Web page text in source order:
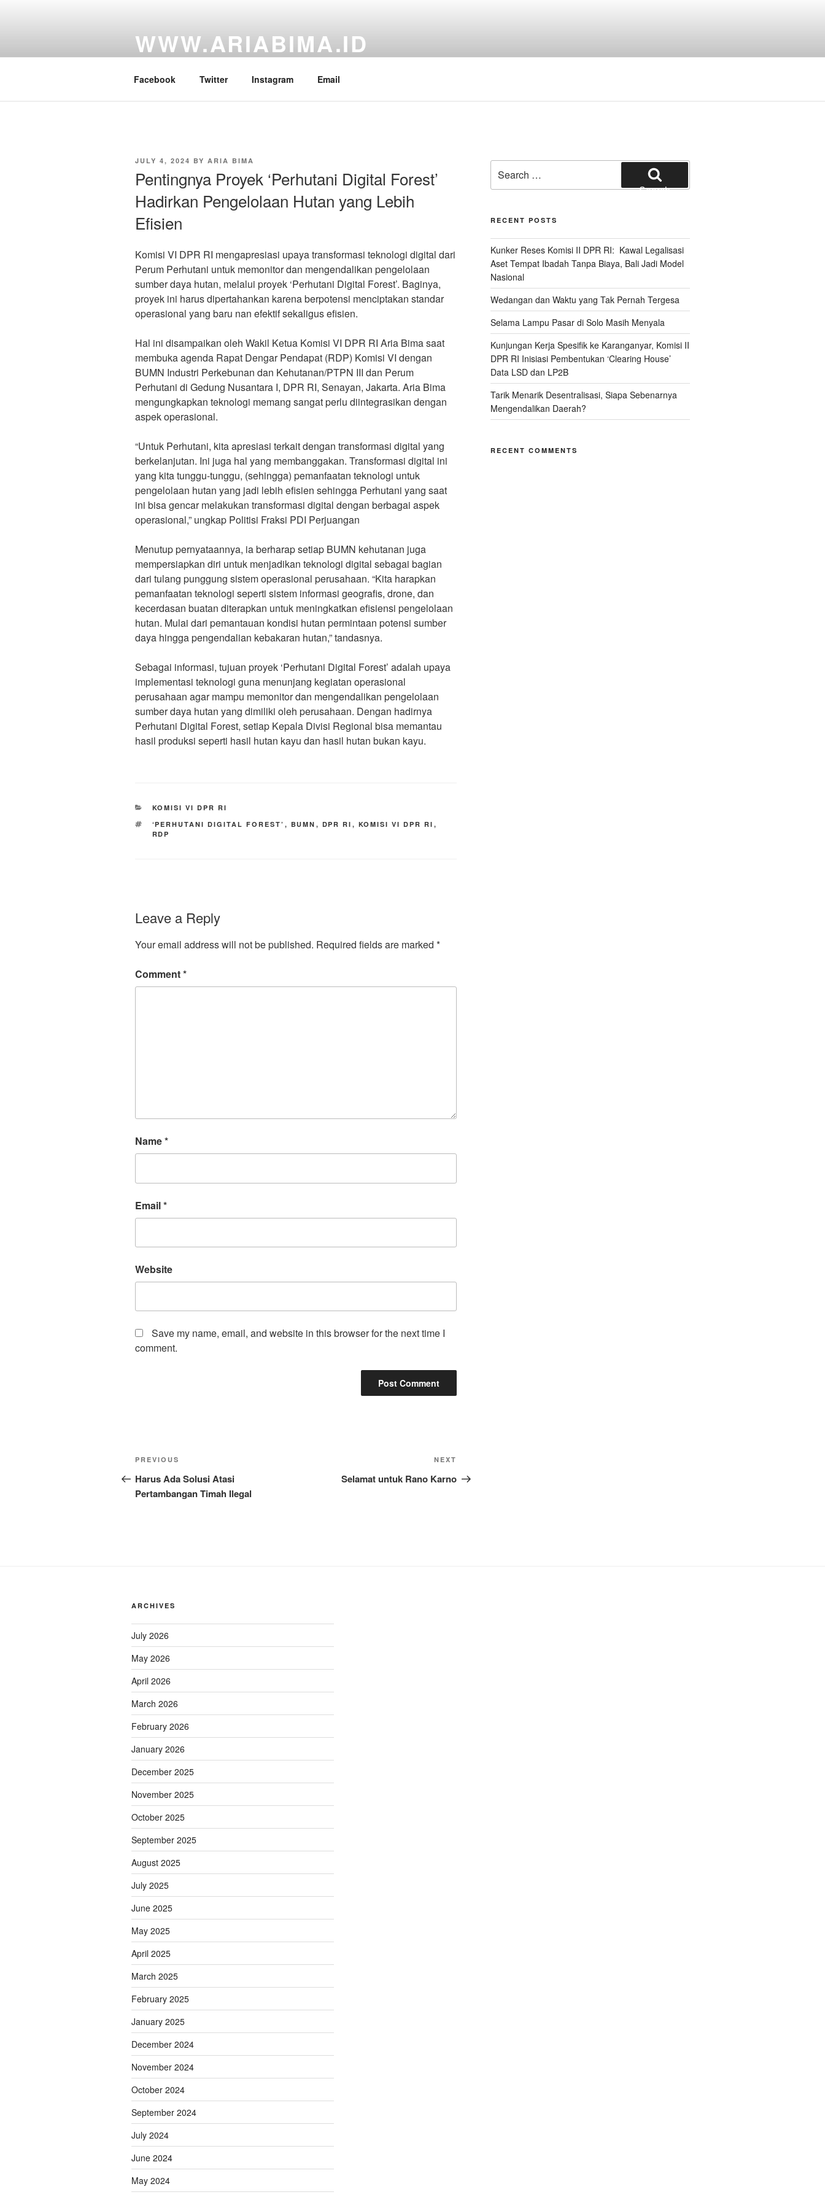
WWW.ARIABIMA.ID
Facebook Twitter Instagram Email
POSTED
JULY 4, 2024 BY ARIA BIMA
Pentingnya Proyek ‘Perhutani Digital Forest’
Hadirkan Pengelolaan Hutan yang Lebih
Efisien
Komisi VI DPR RI mengapresiasi upaya transformasi teknologi digital dari
Perum Perhutani untuk memonitor dan mengendalikan pengelolaan
sumber daya hutan, melalui proyek ‘Perhutani Digital Forest’. Baginya,
proyek ini harus dipertahankan karena berpotensi menciptakan standar
operasional yang baru nan efektif sekaligus efisien.
Hal ini disampaikan oleh Wakil Ketua Komisi VI DPR RI Aria Bima saat
membuka agenda Rapat Dengar Pendapat (RDP) Komisi VI dengan
BUMN Industri Perkebunan dan Kehutanan/PTPN III dan Perum
Perhutani di Gedung Nusantara I, DPR RI, Senayan, Jakarta. Aria Bima
mengungkapkan teknologi memang sangat perlu diintegrasikan dengan
aspek operasional.
“Untuk Perhutani, kita apresiasi terkait dengan transformasi digital yang
berkelanjutan. Ini juga hal yang membanggakan. Transformasi digital ini
yang kita tunggu-tunggu, (sehingga) pemanfaatan teknologi untuk
pengelolaan hutan yang jadi lebih efisien sehingga Perhutani yang saat
ini bisa gencar melakukan transformasi digital dengan berbagai aspek
operasional,” ungkap Politisi Fraksi PDI Perjuangan
Menutup pernyataannya, ia berharap setiap BUMN kehutanan juga
mempersiapkan diri untuk menjadikan teknologi digital sebagai bagian
dari tulang punggung sistem operasional perusahaan. “Kita harapkan
pemanfaatan teknologi seperti sistem informasi geografis, drone, dan
kecerdasan buatan diterapkan untuk meningkatkan efisiensi pengelolaan
hutan. Mulai dari pemantauan kondisi hutan permintaan potensi sumber
daya hingga pengendalian kebakaran hutan,” tandasnya.
Sebagai informasi, tujuan proyek ‘Perhutani Digital Forest’ adalah upaya
implementasi teknologi guna menunjang kegiatan operasional
perusahaan agar mampu memonitor dan mengendalikan pengelolaan
sumber daya hutan yang dimiliki oleh perusahaan. Dengan hadirnya
Perhutani Digital Forest, setiap Kepala Divisi Regional bisa memantau
hasil produksi seperti hasil hutan kayu dan hasil hutan bukan kayu.
CATEGORIES
KOMISI VI DPR RI
TAGS
‘PERHUTANI DIGITAL FOREST’ , BUMN , DPR RI , KOMISI VI DPR RI ,
RDP
Leave a Reply
Your email address will not be published. Required fields are marked *
Comment*
Name*
Email*
Website
Save my name, email, and website in this browser for the next time I
comment.
Post
navigation
Previous
Post
PREVIOUS
Harus Ada Solusi Atasi
Pertambangan Timah Ilegal
Post
NEXT
Selamat untuk Rano Karno
for:
Search
RECENT POSTS
Kunker Reses Komisi II DPR RI: Kawal Legalisasi
Aset Tempat Ibadah Tanpa Biaya, Bali Jadi Model
Nasional
Wedangan dan Waktu yang Tak Pernah Tergesa
Selama Lampu Pasar di Solo Masih Menyala
Kunjungan Kerja Spesifik ke Karanganyar, Komisi II
DPR RI Inisiasi Pembentukan ‘Clearing House’
Data LSD dan LP2B
Tarik Menarik Desentralisasi, Siapa Sebenarnya
Mengendalikan Daerah?
RECENT COMMENTS
ARCHIVES
July 2026
May 2026
April 2026
March 2026
February 2026
January 2026
December 2025
November 2025
October 2025
September 2025
August 2025
July 2025
June 2025
May 2025
April 2025
March 2025
February 2025
January 2025
December 2024
November 2024
October 2024
September 2024
July 2024
June 2024
May 2024